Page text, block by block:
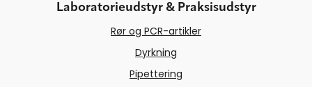
Laboratorieudstyr & Praksisudstyr
Rør og PCR-artikler
Dyrkning
Pipettering